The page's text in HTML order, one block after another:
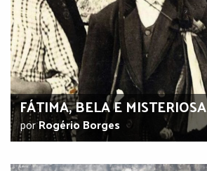
FÁTIMA, BELA E MISTERIOSA
porRogério Borges